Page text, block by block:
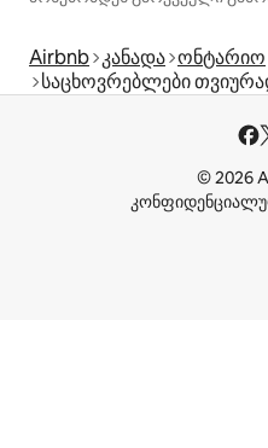
Airbnb კანადა ონტარიო
საცხოვრებლები
© 2026